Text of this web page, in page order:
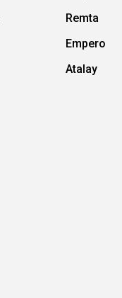
Remta
Empero
Atalay